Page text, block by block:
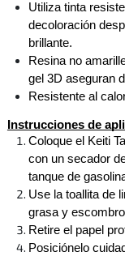
Utiliza tinta
decoloración
brillante.
Resina no
gel 3D aseguran
Resistente al
Instrucciones de
Coloque el Keiti
con un secador
tanque de
Use la toallita de
grasa y
Retire el papel
Posiciónelo